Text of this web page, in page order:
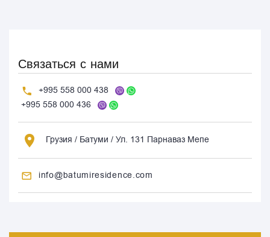
Связаться с нами
+995 558 000 438
+995 558 000 436
Грузия / Батуми / Ул. 131 Парнаваз Мепе
info@batumiresidence.com